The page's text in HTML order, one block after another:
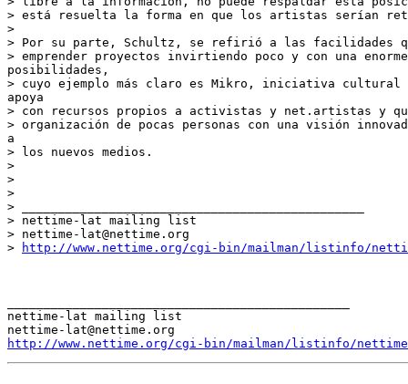
> está resuelta la forma en que los artistas serían
>
> Por su parte, Schultz, se refirió a las facilidades
> emprender proyectos invirtiendo poco y con una enorme
posibilidades,
> cuyo ejemplo más claro es Mikro, iniciativa cultural
apoya
> con recursos propios a activistas y net.artistas y
> organización de pocas personas con una visión
a
> los nuevos medios.
>
>
>
> _______________________________________________
> nettime-lat mailing list
> nettime-lat@nettime.org
>
http://www.nettime.org/cgi-bin/mailman/listinfo/
nettime-lat mailing list
http://www.nettime.org/cgi-bin/mailman/listinfo/